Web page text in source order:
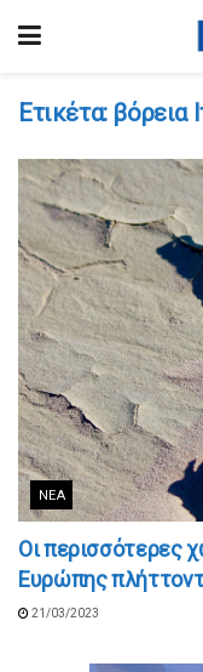
Ετικέτα: βόρεια
ΝΈΑ
Οι περισσότερες
Ευρώπης
21/03/2023